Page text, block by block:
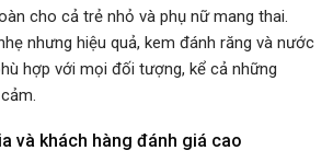
cho cả trẻ nhỏ và phụ nữ mang thai.
nhưng hiệu quả, kem đánh răng và nước
hợp với mọi đối tượng, kể cả những
và khách hàng đánh giá cao